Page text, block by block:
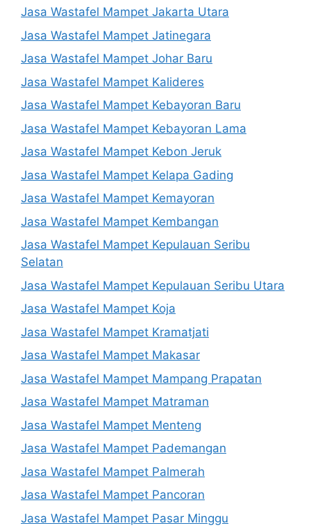
Jasa Wastafel Mampet Jakarta Utara
Jasa Wastafel Mampet Jatinegara
Jasa Wastafel Mampet Johar Baru
Jasa Wastafel Mampet Kalideres
Jasa Wastafel Mampet Kebayoran Baru
Jasa Wastafel Mampet Kebayoran Lama
Jasa Wastafel Mampet Kebon Jeruk
Jasa Wastafel Mampet Kelapa Gading
Jasa Wastafel Mampet Kemayoran
Jasa Wastafel Mampet Kembangan
Jasa Wastafel Mampet Kepulauan Seribu
Selatan
Jasa Wastafel Mampet Kepulauan Seribu Utara
Jasa Wastafel Mampet Koja
Jasa Wastafel Mampet Kramatjati
Jasa Wastafel Mampet Makasar
Jasa Wastafel Mampet Mampang Prapatan
Jasa Wastafel Mampet Matraman
Jasa Wastafel Mampet Menteng
Jasa Wastafel Mampet Pademangan
Jasa Wastafel Mampet Palmerah
Jasa Wastafel Mampet Pancoran
Jasa Wastafel Mampet Pasar Minggu